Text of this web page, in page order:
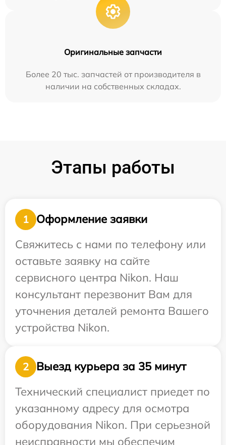
Оригинальные запчасти
Более 20 тыс. запчастей от производителя в
наличии на собственных складах.
Этапы работы
1
Оформление заявки
Свяжитесь с нами по телефону или
оставьте заявку на сайте
сервисного центра Nikon. Наш
консультант перезвонит Вам для
уточнения деталей ремонта Вашего
устройства Nikon.
2
Выезд курьера за 35 минут
Технический специалист приедет по
указанному адресу для осмотра
оборудования Nikon. При серьезной
неисправности мы обеспечим